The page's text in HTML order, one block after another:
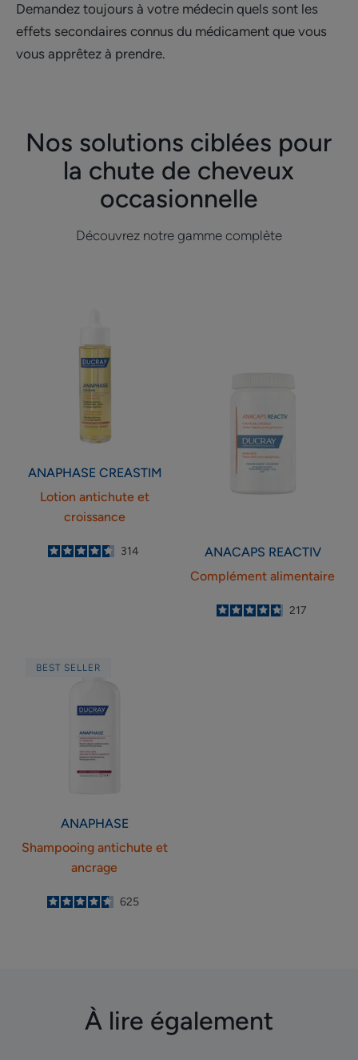
Demandez toujours à votre médecin quels sont les
effets secondaires connus du médicament que vous
vous apprêtez à prendre.
Nos solutions ciblées pour
la chute de cheveux
occasionnelle
Découvrez notre gamme complète
et
croissance
ANAPHASECREASTIM
Lotion antichute et
croissance
4.6
/
5
314 ANACAPS REACTIV
Complément alimentaire
4.8
/
5
217
ancrage
BEST SELLER
ANAPHASE
Shampooing antichute et
ancrage
4.6
/
5
625
À lire également